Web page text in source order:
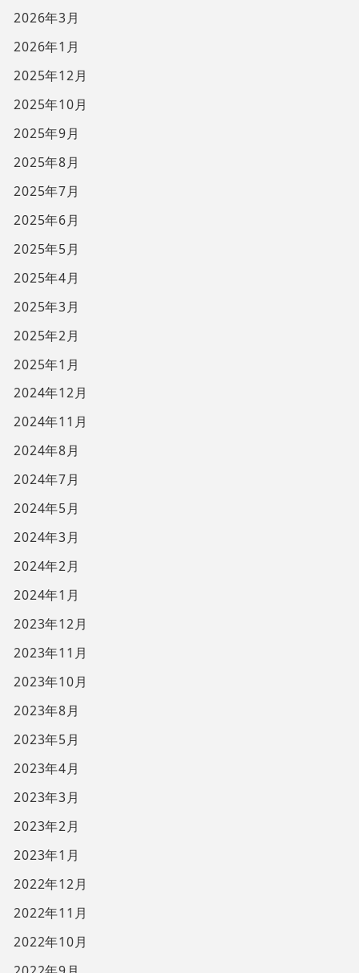
2026年3月
2026年1月
2025年12月
2025年10月
2025年9月
2025年8月
2025年7月
2025年6月
2025年5月
2025年4月
2025年3月
2025年2月
2025年1月
2024年12月
2024年11月
2024年8月
2024年7月
2024年5月
2024年3月
2024年2月
2024年1月
2023年12月
2023年11月
2023年10月
2023年8月
2023年5月
2023年4月
2023年3月
2023年2月
2023年1月
2022年12月
2022年11月
2022年10月